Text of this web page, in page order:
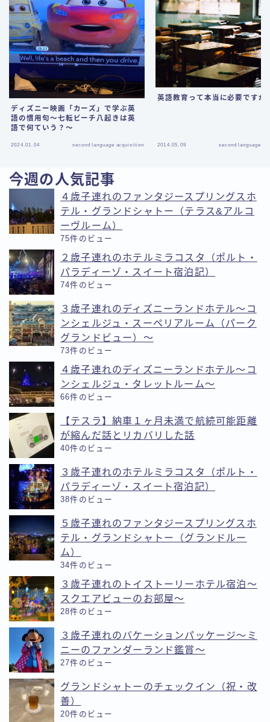
Follow Me
ディズニー映画「カーズ」で学ぶ英
語の慣用句〜七転ビーチ八起きは英
語で何ていう？〜
2024.01.04 second language acquisition
英語教育って本当に必要ですか
2014.05.09 second language
今週の人気記事
４歳子連れのファンタジースプリングスホ
テル・グランドシャトー（テラス&アルコ
ーヴルーム）
75件のビュー
２歳子連れのホテルミラコスタ（ポルト・
パラディーゾ・スイート宿泊記）
74件のビュー
３歳子連れのディズニーランドホテル〜コ
ンシェルジュ・スーペリアルーム（パーク
グランドビュー）〜
73件のビュー
４歳子連れのディズニーランドホテル〜コ
ンシェルジュ・タレットルーム〜
66件のビュー
【テスラ】納車１ヶ月未満で航続可能距離
が縮んだ話とリカバリした話
40件のビュー
３歳子連れのホテルミラコスタ（ポルト・
パラディーゾ・スイート宿泊記）
38件のビュー
５歳子連れのファンタジースプリングスホ
テル・グランドシャトー（グランドルー
ム）
34件のビュー
３歳子連れのトイストーリーホテル宿泊〜
スクエアビューのお部屋〜
28件のビュー
３歳子連れのバケーションパッケージ〜ミ
ニーのファンダーランド鑑賞〜
27件のビュー
グランドシャトーのチェックイン（祝・改
善）
20件のビュー